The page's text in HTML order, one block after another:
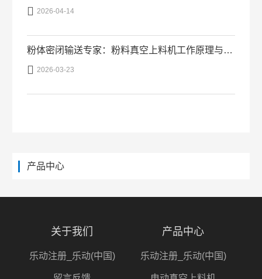
 2026-04-14
粉体密闭输送专家：粉料真空上料机工作原理与优势
 2026-03-23
产品中心
关于我们
乐动注册_乐动(中国)
产品中心
乐动注册_乐动(中国)